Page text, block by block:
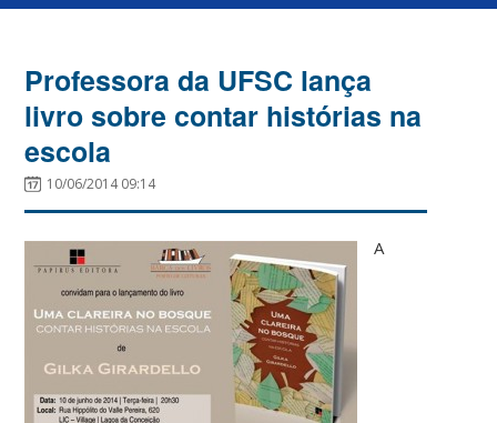
Professora da UFSC lança
livro sobre contar histórias na
escola
10/06/2014 09:14
A